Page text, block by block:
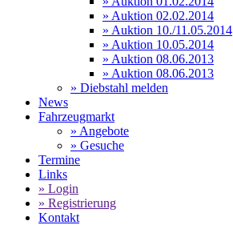
» Auktion 02.02.2014
» Auktion 10./11.05.2014
» Auktion 10.05.2014
» Auktion 08.06.2013
» Auktion 08.06.2013
» Diebstahl melden
News
Fahrzeugmarkt
» Angebote
» Gesuche
Termine
Links
» Login
» Registrierung
Kontakt